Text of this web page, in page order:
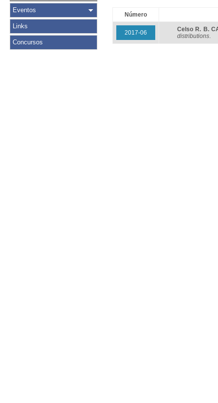
Eventos
Links
Concursos
Número
2017-06
Celso R. B.
distributions.